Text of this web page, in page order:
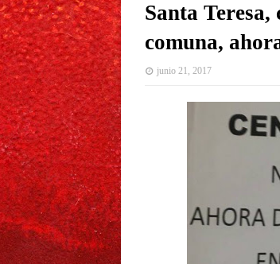
Santa Teresa,
comuna,
junio 21, 2017